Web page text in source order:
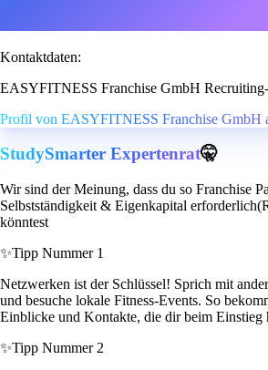
Kontaktdaten:
EASYFITNESS Franchise GmbH
Profil von EASYFITNESS Franchise GmbH
StudySmarter Expertenrat🤫
Wir sind der Meinung, dass du so Franchise
Selbstständigkeit & Eigenkapital
könntest
✨Tipp Nummer 1
Netzwerken ist der Schlüssel! Sprich mit
und besuche lokale Fitness-Events. So
Einblicke und Kontakte, die dir beim Einstieg
✨Tipp Nummer 2